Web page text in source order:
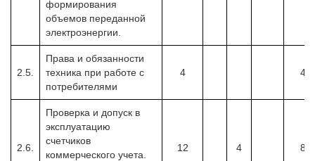
формирования
объемов переданной
электроэнергии.
2.5.
Права и обязанности
техника при работе с
потребителями
4 4
2.6.
Проверка и допуск в
эксплуатацию
счетчиков
коммерческого учета.
12 4 8